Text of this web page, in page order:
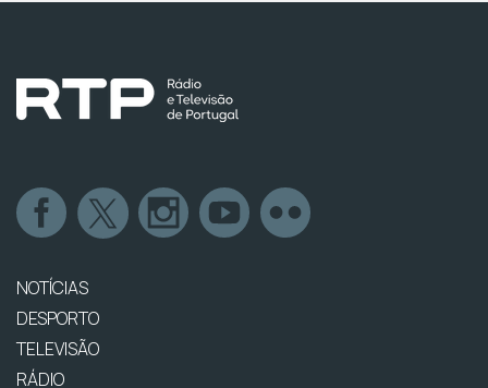
NOTÍCIAS
DESPORTO
TELEVISÃO
RÁDIO